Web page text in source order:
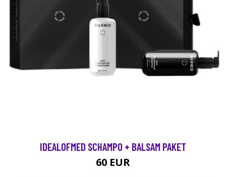
IDEALOFMED SCHAMPO + BALSAM PAKET
60 EUR